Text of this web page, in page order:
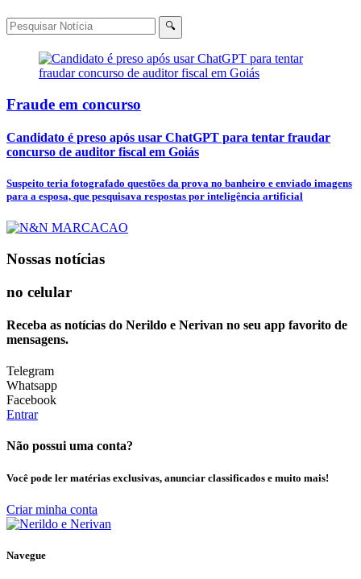
🔍
Fraude em concurso
Candidato é preso após usar ChatGPT para tentar fraudar
concurso de auditor fiscal em Goiás
Suspeito teria fotografado questões da prova no banheiro e enviado imagens
para a esposa, que pesquisava respostas por inteligência artificial
Nossas notícias
no celular
Receba as notícias do Nerildo e Nerivan no seu app favorito de
mensagens.
Telegram
Whatsapp
Facebook
Entrar
Não possui uma conta?
Você pode ler matérias exclusivas, anunciar classificados e muito mais!
Criar minha conta
Navegue